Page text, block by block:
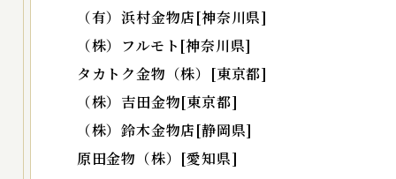
（有）浜村金物店[神奈川県]
（株）フルモト[神奈川県]
タカトク金物（株）[東京都]
（株）吉田金物[東京都]
（株）鈴木金物店[静岡県]
原田金物（株）[愛知県]